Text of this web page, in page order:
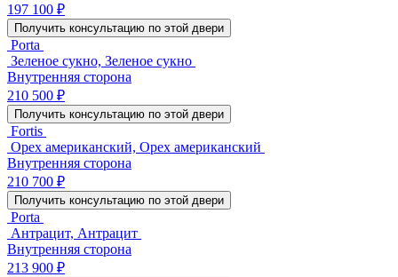
197 100 ₽
Получить консультацию по этой двери
Porta
Зеленое сукно, Зеленое сукно
Внутренняя сторона
210 500 ₽
Получить консультацию по этой двери
Fortis
Орех американский, Орех американский
Внутренняя сторона
210 700 ₽
Получить консультацию по этой двери
Porta
Антрацит, Антрацит
Внутренняя сторона
213 900 ₽